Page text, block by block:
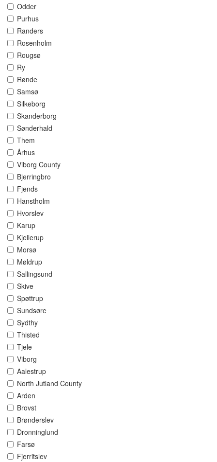
Odder
Purhus
Randers
Rosenholm
Rougsø
Ry
Rønde
Samsø
Silkeborg
Skanderborg
Sønderhald
Them
Århus
Viborg County
Bjerringbro
Fjends
Hanstholm
Hvorslev
Karup
Kjellerup
Morsø
Møldrup
Sallingsund
Skive
Spøttrup
Sundsøre
Sydthy
Thisted
Tjele
Viborg
Aalestrup
North Jutland County
Arden
Brovst
Brønderslev
Dronninglund
Farsø
Fjerritslev